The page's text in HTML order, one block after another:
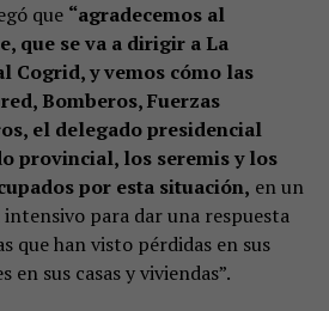
que “agradecemos al
que se va a dirigir a La
Cogrid, y vemos cómo las
Bomberos, Fuerzas
el delegado presidencial
provincial, los seremis y los
por esta situación, en un
para dar una respuesta
que han visto pérdidas en sus
sus casas y viviendas”.